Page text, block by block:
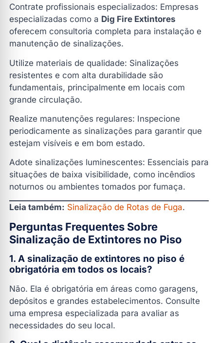
Contrate profissionais especializados: Empresas
especializadas como a Dig Fire Extintores
oferecem consultoria completa para instalação e
manutenção de sinalizações.
Utilize materiais de qualidade: Sinalizações
resistentes e com alta durabilidade são
fundamentais, principalmente em locais com
grande circulação.
Realize manutenções regulares: Inspecione
periodicamente as sinalizações para garantir que
estejam visíveis e em bom estado.
Adote sinalizações luminescentes: Essenciais para
situações de baixa visibilidade, como incêndios
noturnos ou ambientes tomados por fumaça.
Leia também: Sinalização de Rotas de Fuga.
Perguntas Frequentes Sobre
Sinalização de Extintores no Piso
1. A sinalização de extintores no piso é
obrigatória em todos os locais?
Não. Ela é obrigatória em áreas como garagens,
depósitos e grandes estabelecimentos. Consulte
uma empresa especializada para avaliar as
necessidades do seu local.